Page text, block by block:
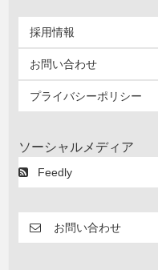
採用情報
お問い合わせ
プライバシーポリシー
ソーシャルメディア
Feedly
お問い合わせ